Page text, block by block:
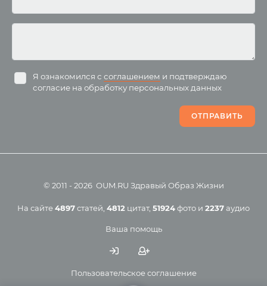
Курсы преподавателей
Занятия
Мероприятия в регионах
Христианство
Притчи
Электронные
Цитаты
Магазин
Я ознакомился ссоглашением и подтверждаю
согласие на обработку персональных данных
ОТПРАВИТЬ
Ваша помощь
© 2011 - 2026 OUM.RU Здравый Образ Жизни
На сайте4897статей 4812 цитат, 51924фото и 2237 аудио
Пользовательское соглашение